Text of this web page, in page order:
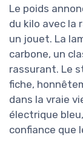
Le poids
du kilo avec la
un jouet. La
carbone, un
rassurant. Le
fiche,
dans la vraie
électrique
confiance que